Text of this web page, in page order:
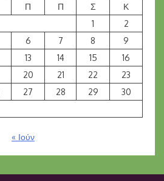
Π Π Σ
Κ
1
2
6 7 8
9
13 14 15
16
20 21 22
23
27 28 29
30
« Ιούν